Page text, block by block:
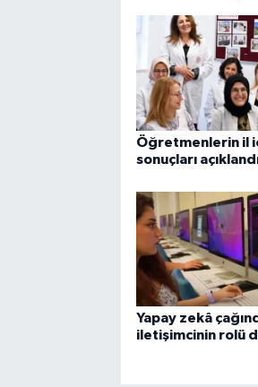
Öğretmenlerin il
sonuçları
Yapay zekâ
iletişimcinin rolü